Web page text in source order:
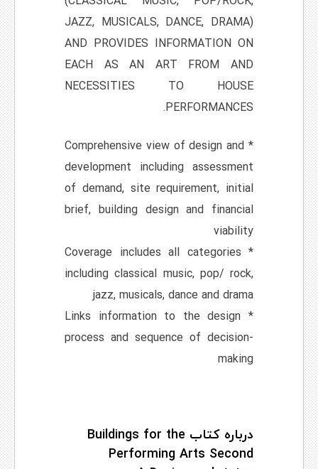
JAZZ, MUSICALS, DANCE, DRAMA)
AND PROVIDES INFORMATION ON
EACH AS AN ART FROM AND
NECESSITIES TO HOUSE
PERFORMANCES.
* Comprehensive view of design and
development including assessment
of demand, site requirement, initial
brief, building design and financial
viability
* Coverage includes all categories
including classical music, pop/ rock,
jazz, musicals, dance and drama
* Links information to the design
process and sequence of decision-
making
درباره کتاب Buildings for the
Performing Arts Second